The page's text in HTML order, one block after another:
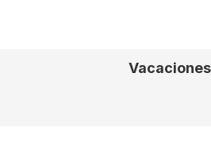
Vacaciones